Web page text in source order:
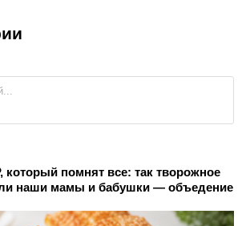
который помнят все: так творожное
наши мамы и бабушки — объедение